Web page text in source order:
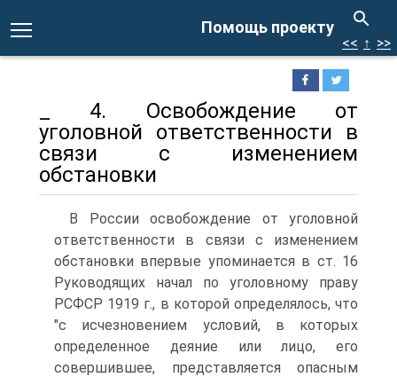
Помощь проекту
<< ↑ >>
_ 4. Освобождение от
уголовной ответственности в
связи с изменением
обстановки
В России освобождение от уголовной
ответственности в связи с изменением
обстановки впервые упоминается в ст. 16
Руководящих начал по уголовному праву
РСФСР 1919 г., в которой определялось, что
"с исчезновением условий, в которых
определенное деяние или лицо, его
совершившее, представляется опасным